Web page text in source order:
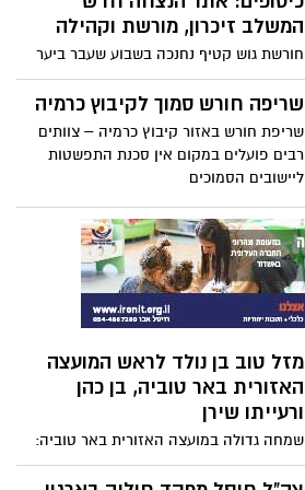
באזור חוף חופית באשקלון. מפקד מחוז
והאמצעים עד לאיתורו, ובמשטרה קוראים
החל מהשעה 05:30 בבוקר
המשלב זיכרון, מורשת וקהילה
חורשת גוש קטיף נחנכה בשבוע שעבר ביער
כיסופים, ותשמש מעתה כמקום של זיכרון,
מפגש וחיבור עבור קהילת מפוני גוש קטיף
והציבור הרחב.
שריפה חורש סמוך לקיבוץ כרמיה
שריפת חורש באזור קיבוץ כרמיה – צוותים
רבים פועלים במקום אין סכנת התפשטות
ליישובים הסמוכים
מזל טוב בן נולד לראש המועצה
האזורית באר טוביה, בן כהן
ורעייתו שירן
שמחה גדולה במועצה האזורית באר טוביה:
ראש המועצה, בן כהן, ורעייתו שירן, התבשרו
על הולדת בנם והפכו למשפחה בת שש